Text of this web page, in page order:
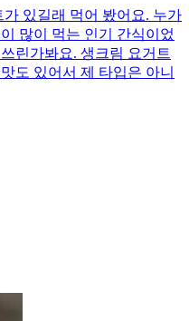
있길래 먹어 봤어요. 누가
많이 먹는 인기 간식이었
린가봐요. 생크림 요거트
도 있어서 제 타입은 아니